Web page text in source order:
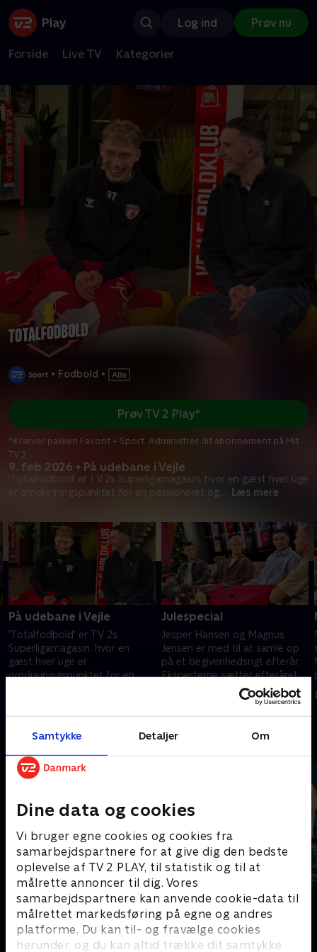
Samtykke Detaljer Om
Dine data og cookies
Vi bruger egne cookies og cookies fra
samarbejdspartnere for at give dig den bedste
oplevelse af TV 2 PLAY, til statistik og til at
målrette annoncer til dig. Vores
samarbejdspartnere kan anvende cookie-data til
målrettet markedsføring på egne og andres
platforme. Du kan til- og fravælge cookies
herunder, og du kan altid trække dit samtykke
Log ind Prøv nu
Forside Live TV Kategorier
• Fodbold •
9. feb 2026 • På udebane i Vejle
'Totalfodbold' er TV 2s Superligamagasin, hvor en gæst hver uge
er omdrejningspunktet for en passioneret og
Læs mere
Prøv TV 2 Play*
*Kræver pakken Favorit + Sport. Administrer dit abonnement på Mit
TV 2.
På udebane i Vejle
'Totalfodbold' er TV 2s
Superligamagasin, hvor en
gæst hver uge er
omdrejningspunktet for en
Amter.
Julespecial
Jesper Hansen og Magnus
Jensen er med til at samle op
på et begivenhedsrigt efterår.
Eksperterne sætter efterårets
hold og kårer sæsonens
8. december 2025 • 68 min
Andre så også
Serie A
Fodbold
PLAYER
Fodbold